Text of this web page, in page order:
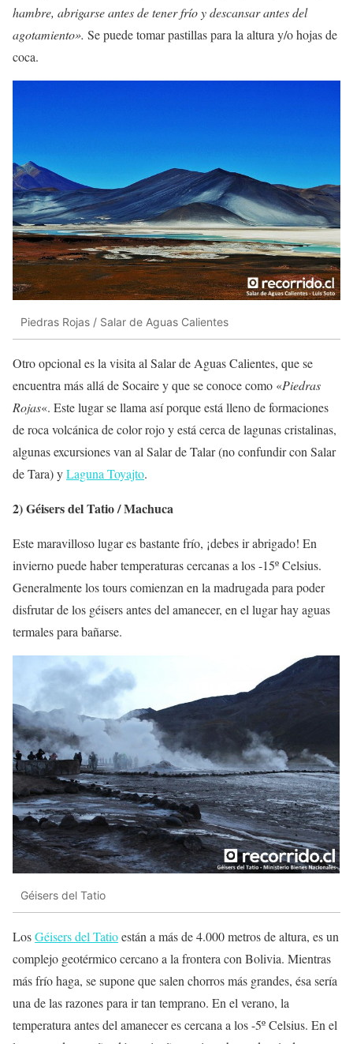
hambre, abrigarse antes de tener frío y descansar antes del
agotamiento». Se puede tomar pastillas para la altura y/o hojas de
coca.
Piedras Rojas / Salar de Aguas Calientes
Otro opcional es la visita al Salar de Aguas Calientes, que se
encuentra más allá de Socaire y que se conoce como «Piedras
Rojas«. Este lugar se llama así porque está lleno de formaciones
de roca volcánica de color rojo y está cerca de lagunas cristalinas,
algunas excursiones van al Salar de Talar (no confundir con Salar
de Tara) yLaguna Toyajto.
2) Géisers del Tatio / Machuca
Este maravilloso lugar es bastante frío, ¡debes ir abrigado! En
invierno puede haber temperaturas cercanas a los -15º Celsius.
Generalmente los tours comienzan en la madrugada para poder
disfrutar de los géisers antes del amanecer, en el lugar hay aguas
termales para bañarse.
Géisers del Tatio
LosGéisers del Tatioestán a más de 4.000 metros de altura, es un
complejo geotérmico cercano a la frontera con Bolivia. Mientras
más frío haga, se supone que salen chorros más grandes, ésa sería
una de las razones para ir tan temprano. En el verano, la
temperatura antes del amanecer es cercana a los -5º Celsius. En el